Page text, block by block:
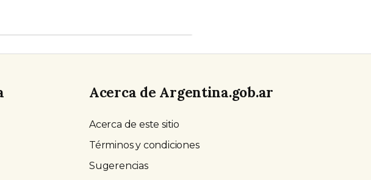
Acerca de Argentina.gob.ar
Acerca de este sitio
Términos y condiciones
Sugerencias